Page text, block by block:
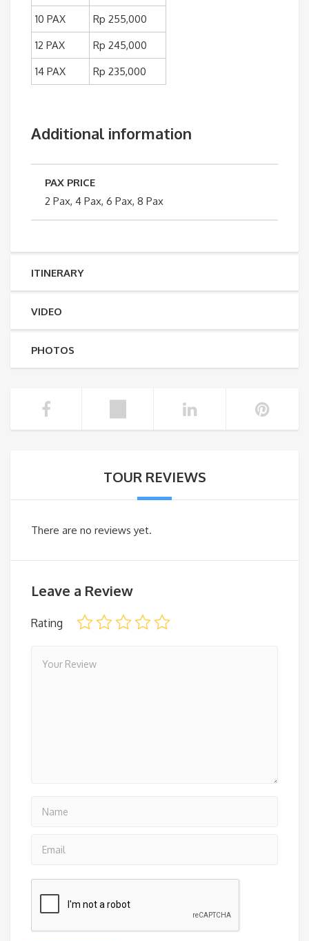
10 PAX
Rp 255,000
12 PAX
Rp 245,000
14 PAX
Rp 235,000
Additional information
PAX PRICE
2 Pax, 4 Pax, 6 Pax, 8 Pax
ITINERARY
VIDEO
PHOTOS
TOUR REVIEWS
There are no reviews yet.
Leave a Review
Rating